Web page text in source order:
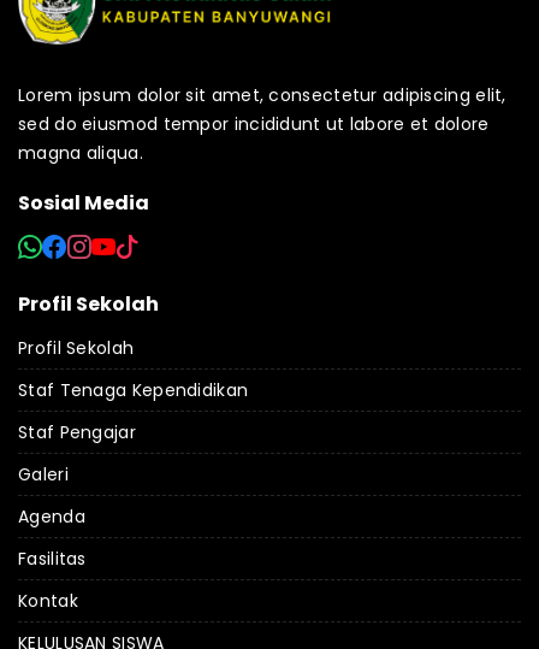
Lorem ipsum dolor sit amet, consectetur adipiscing elit,
sed do eiusmod tempor incididunt ut labore et dolore
magna aliqua.
Sosial Media
Profil Sekolah
Profil Sekolah
Staf Tenaga Kependidikan
Staf Pengajar
Galeri
Agenda
Fasilitas
Kontak
KELULUSAN SISWA